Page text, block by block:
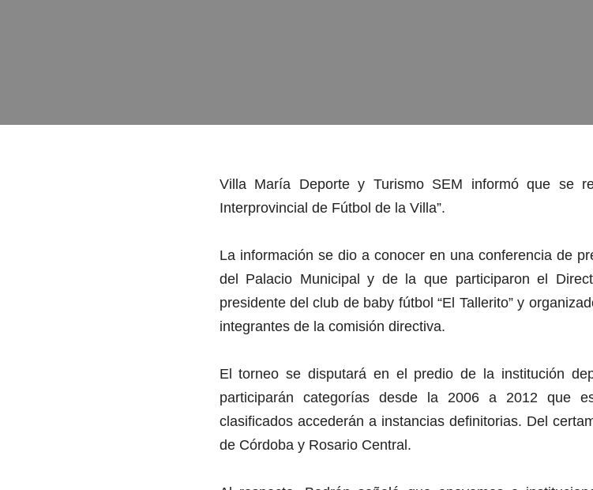
Villa María Deporte y Turismo SEM informó que se
Interprovincial de Fútbol de la Villa”.
La información se dio a conocer en una conferencia de
del Palacio Municipal y de la que participaron el
presidente del club de baby fútbol “El Tallerito” y
integrantes de la comisión directiva.
El torneo se disputará en el predio de la institución
participarán categorías desde la 2006 a 2012 que
clasificados accederán a instancias definitorias. Del
de Córdoba y Rosario Central.